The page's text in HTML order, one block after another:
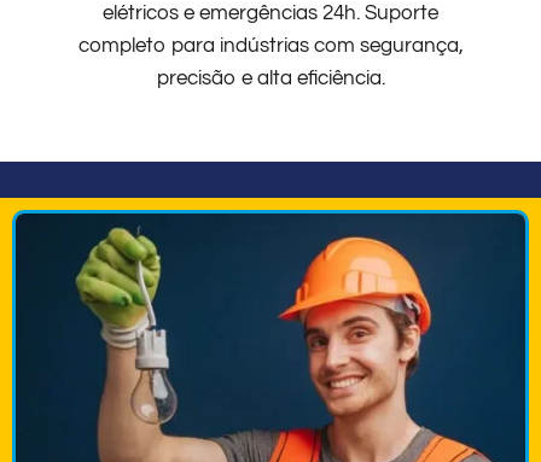
elétricos e emergências 24h. Suporte
completo para indústrias com segurança,
precisão e alta eficiência.